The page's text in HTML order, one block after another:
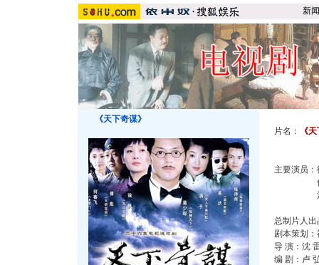
新闻
《天下奇谋》
片名：
《
主要演员
傅 彪
涓 子
总制片人出
剧本策划
导 演：沈
编 剧：卢